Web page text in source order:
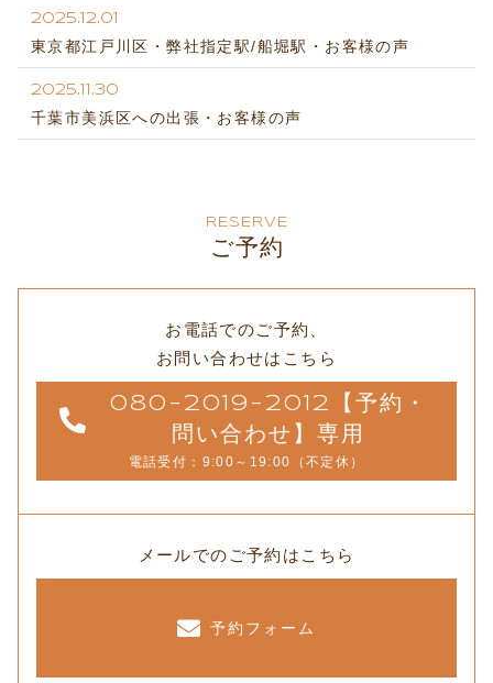
2025.12.01
東京都江戸川区・弊社指定駅/船堀駅・お客様の声
2025.11.30
千葉市美浜区への出張・お客様の声
RESERVE
ご予約
お電話でのご予約、
お問い合わせはこちら
080-2019-2012【予約・
問い合わせ】専用
電話受付：9:00～19:00（不定休）
メールでのご予約はこちら
予約フォーム